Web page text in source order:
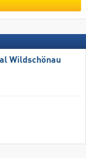
Wildschönau